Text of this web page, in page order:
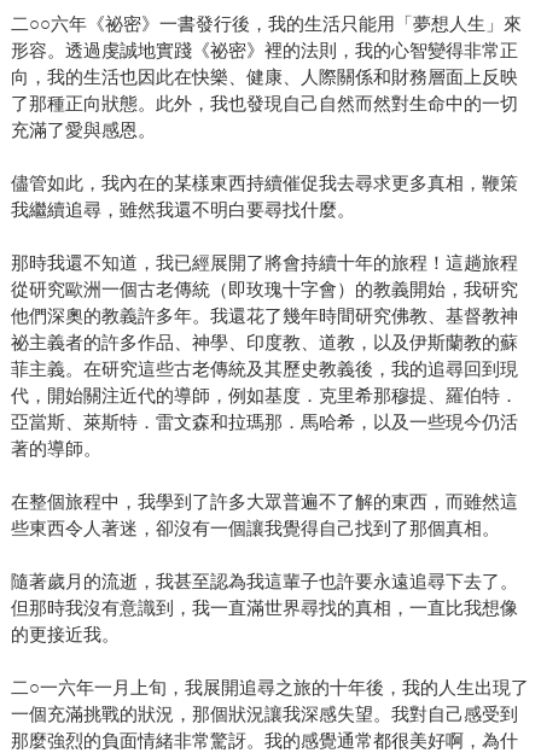
二○○六年《祕密》一書發行後，我的生活只能用「夢想人生」來
形容。透過虔誠地實踐《祕密》裡的法則，我的心智變得非常正
向，我的生活也因此在快樂、健康、人際關係和財務層面上反映
了那種正向狀態。此外，我也發現自己自然而然對生命中的一切
充滿了愛與感恩。
儘管如此，我內在的某樣東西持續催促我去尋求更多真相，鞭策
我繼續追尋，雖然我還不明白要尋找什麼。
那時我還不知道，我已經展開了將會持續十年的旅程！這趟旅程
從研究歐洲一個古老傳統（即玫瑰十字會）的教義開始，我研究
他們深奧的教義許多年。我還花了幾年時間研究佛教、基督教神
祕主義者的許多作品、神學、印度教、道教，以及伊斯蘭教的蘇
菲主義。在研究這些古老傳統及其歷史教義後，我的追尋回到現
代，開始關注近代的導師，例如基度．克里希那穆提、羅伯特．
亞當斯、萊斯特．雷文森和拉瑪那．馬哈希，以及一些現今仍活
著的導師。
在整個旅程中，我學到了許多大眾普遍不了解的東西，而雖然這
些東西令人著迷，卻沒有一個讓我覺得自己找到了那個真相。
隨著歲月的流逝，我甚至認為我這輩子也許要永遠追尋下去了。
但那時我沒有意識到，我一直滿世界尋找的真相，一直比我想像
的更接近我。
二○一六年一月上旬，我展開追尋之旅的十年後，我的人生出現了
一個充滿挑戰的狀況，那個狀況讓我深感失望。我對自己感受到
那麼強烈的負面情緒非常驚訝。我的感覺通常都很美好啊，為什